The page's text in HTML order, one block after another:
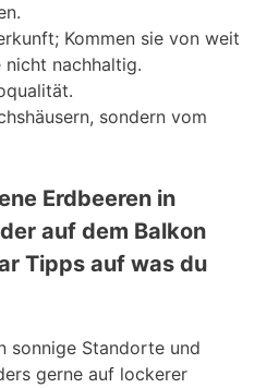
Kommen sie von weit
nicht nachhaltig.
sondern vom
Erdbeeren in
auf dem Balkon
Tipps auf was du
sonnige Standorte und
gerne auf lockerer